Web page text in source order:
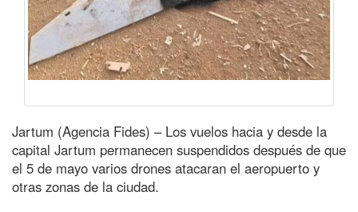
Jartum (Agencia Fides) – Los vuelos hacia y desde la
capital Jartum permanecen suspendidos después de que
el 5 de mayo varios drones atacaran el aeropuerto y
otras zonas de la ciudad.